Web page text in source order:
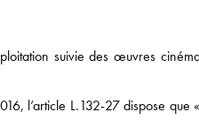
suivie des œuvres
l’article L.132-27 dispose que «